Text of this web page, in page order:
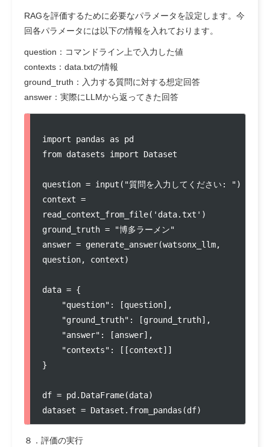
RAGを評価するために必要なパラメータを設定します。今
回各パラメータには以下の情報を入れております。
question：コマンドライン上で入力した値
contexts：data.txtの情報
ground_truth：入力する質問に対する想定回答
answer：実際にLLMから返ってきた回答
import pandas as pd
from datasets import Dataset
question = input("質問を入力してください: ")
context =
read_context_from_file('data.txt')
ground_truth = "博多ラーメン"
answer = generate_answer(watsonx_llm,
question, context)
data = {
}
df = pd.DataFrame(data)
dataset = Dataset.from_pandas(df)
８．評価の実行